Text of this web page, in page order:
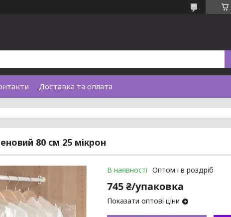
Доставка та оплата
80 см 25 мікрон
В наявності Оптом і в роздріб
745 ₴/упаковка
Показати оптові ціни